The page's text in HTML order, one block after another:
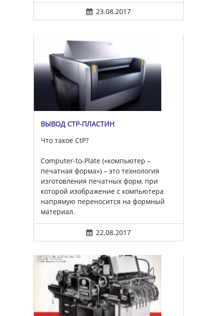
23.08.2017
ВЫВОД CTP-ПЛАСТИН
Что такое CtP?
Computer-to-Plate («компьютер –
печатная форма») – это технология
изготовления печатных форм, при
которой изображение с компьютера
напрямую переносится на формный
материал.
22.08.2017